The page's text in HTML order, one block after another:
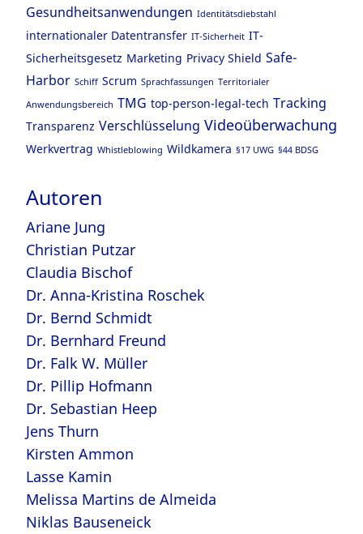
Gesundheitsanwendungen Identitätsdiebstahl
internationaler Datentransfer IT-Sicherheit IT-
Sicherheitsgesetz Marketing Privacy Shield Safe-
Harbor Schiff Scrum Sprachfassungen Territorialer
Anwendungsbereich TMG top-person-legal-tech Tracking
Transparenz Verschlüsselung Videoüberwachung
Werkvertrag Whistleblowing Wildkamera §17 UWG §44 BDSG
Autoren
Ariane Jung
Christian Putzar
Claudia Bischof
Dr. Anna-Kristina Roschek
Dr. Bernd Schmidt
Dr. Bernhard Freund
Dr. Falk W. Müller
Dr. Pillip Hofmann
Dr. Sebastian Heep
Jens Thurn
Kirsten Ammon
Lasse Kamin
Melissa Martins de Almeida
Niklas Bauseneick